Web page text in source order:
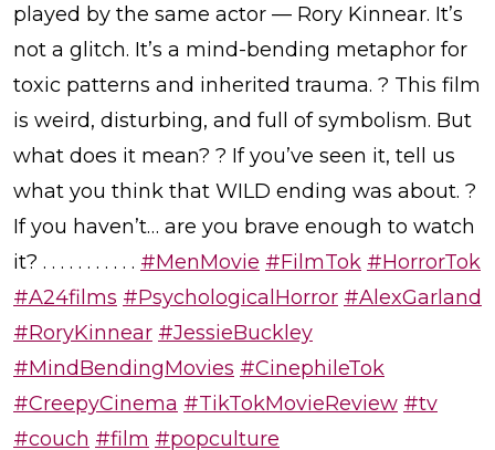
played by the same actor — Rory Kinnear. It’s
not a glitch. It’s a mind-bending metaphor for
toxic patterns and inherited trauma. ? This film
is weird, disturbing, and full of symbolism. But
what does it mean? ? If you’ve seen it, tell us
what you think that WILD ending was about. ?
If you haven’t… are you brave enough to watch
it? . . . . . . . . . . . #MenMovie #FilmTok #HorrorTok
#A24films #PsychologicalHorror #AlexGarland
#RoryKinnear #JessieBuckley
#MindBendingMovies #CinephileTok
#CreepyCinema #TikTokMovieReview #tv
#couch #film #popculture